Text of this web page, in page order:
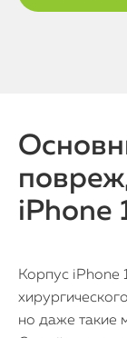
iPhone
Корпус iPhone
но даже такие